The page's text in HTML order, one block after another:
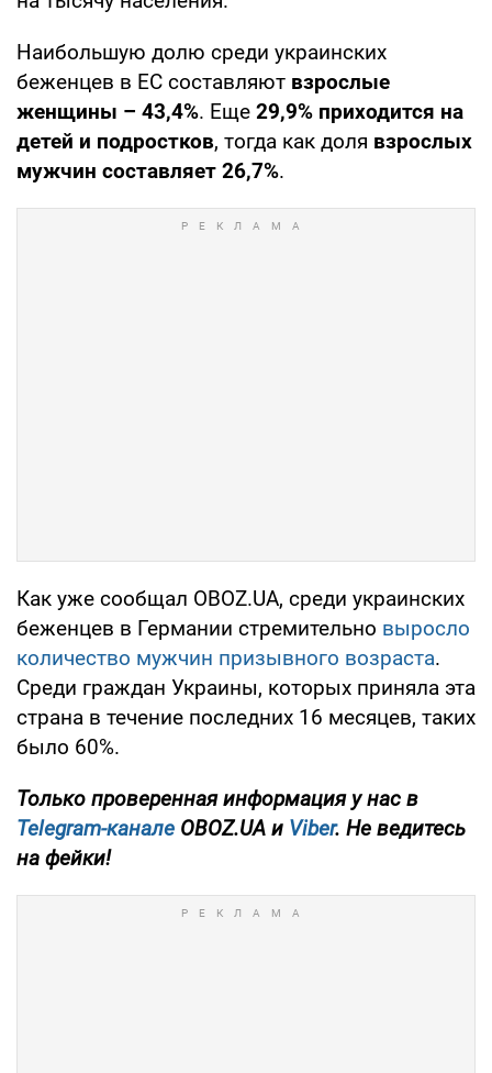
Наибольшую долю среди украинских
беженцев в ЕС составляют взрослые
женщины – 43,4%. Еще 29,9% приходится на
детей и подростков, тогда как доля взрослых
мужчин составляет 26,7%.
Как уже сообщал OBOZ.UA, среди украинских
беженцев в Германии стремительно выросло
количество мужчин призывного возраста.
Среди граждан Украины, которых приняла эта
страна в течение последних 16 месяцев, таких
было 60%.
Только проверенная информация у нас в
Telegram-канале OBOZ.UA и Viber. Не ведитесь
на фейки!